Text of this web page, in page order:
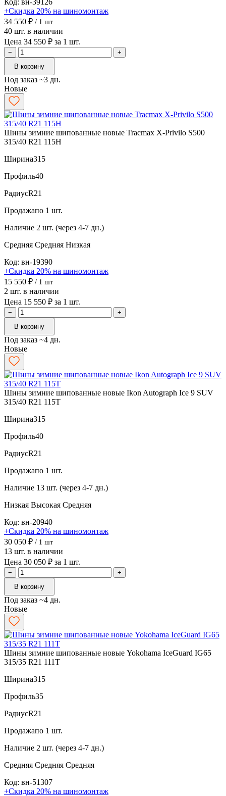
+Скидка 20% на шиномонтаж
34 550 ₽ / 1 шт
40 шт. в наличии
Цена 34 550 ₽ за 1 шт.
−
+
В корзину
Под заказ ~3 дн.
Новые
Шины зимние шипованные новые Tracmax X-Privilo S500
315/40 R21 115H
Ширина315
Профиль40
РадиусR21
Продажапо 1 шт.
Наличие 2 шт. (через 4-7 дн.)
Средняя Средняя Низкая
Код: вн-19390
+Скидка 20% на шиномонтаж
15 550 ₽ / 1 шт
2 шт. в наличии
Цена 15 550 ₽ за 1 шт.
−
+
В корзину
Под заказ ~4 дн.
Новые
Шины зимние шипованные новые Ikon Autograph Ice 9 SUV
315/40 R21 115T
Ширина315
Профиль40
РадиусR21
Продажапо 1 шт.
Наличие 13 шт. (через 4-7 дн.)
Низкая Высокая Средняя
Код: вн-20940
+Скидка 20% на шиномонтаж
30 050 ₽ / 1 шт
13 шт. в наличии
Цена 30 050 ₽ за 1 шт.
−
+
В корзину
Под заказ ~4 дн.
Новые
Шины зимние шипованные новые Yokohama IceGuard IG65
315/35 R21 111T
Ширина315
Профиль35
РадиусR21
Продажапо 1 шт.
Наличие 2 шт. (через 4-7 дн.)
Средняя Средняя Средняя
Код: вн-51307
+Скидка 20% на шиномонтаж